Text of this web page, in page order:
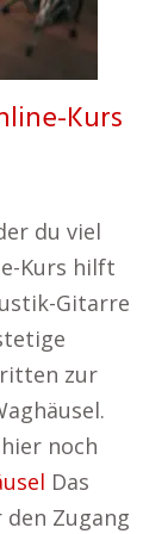
Kurs
du viel
Kurs hilft
Gitarre
zur
noch
Das
Zugang